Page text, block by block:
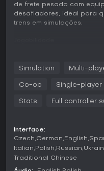
de frete pesado com
desafiadores, ideal para
trens em simulações.
máquina robusta de seis
120 toneladas. A
toneladas, com novos
83.000 litros de líquidos
avançada é essencial,
fluidos nos tanques que
do trem, sobretudo em
Simulation Multi-
Co-op Single-player
Stats Full controller
Interface:
Czech German English
Italian Polish Russian
Traditional Chinese